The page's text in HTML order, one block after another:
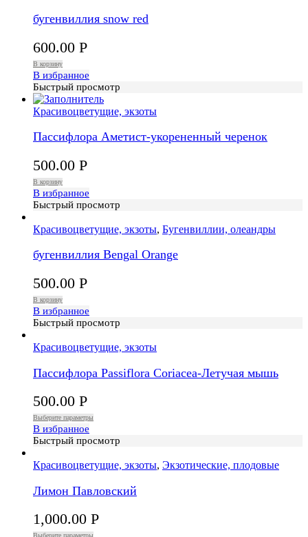
бугенвиллия snow red
600.00 Р
В корзину
В избранное
Быстрый просмотр
Красивоцветущие, экзоты
Пассифлора Аметист-укорененный черенок
500.00 Р
В корзину
В избранное
Быстрый просмотр
Красивоцветущие, экзоты, Бугенвиллии, олеандры
бугенвиллия Bengal Orange
500.00 Р
В корзину
В избранное
Быстрый просмотр
Красивоцветущие, экзоты
Пассифлора Passiflora Coriacea-Летучая мышь
500.00 Р
Выберите параметры
В избранное
Быстрый просмотр
Красивоцветущие, экзоты, Экзотические, плодовые
Лимон Павловский
1,000.00 Р